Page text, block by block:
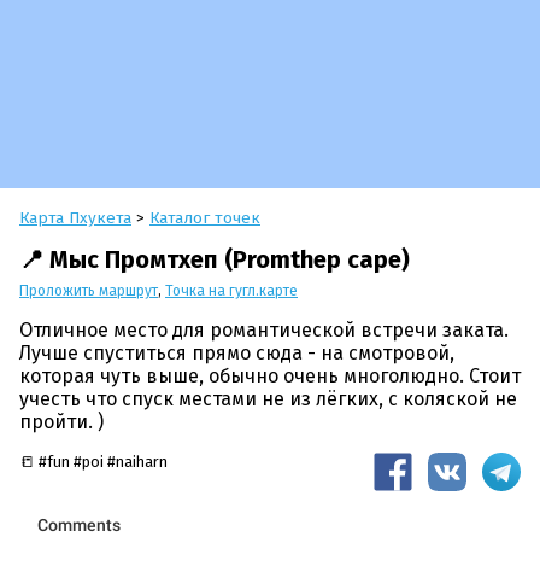
Карта Пхукета > Каталог точек
📍 Мыс Промтхеп (Promthep cape)
Проложить маршрут, Точка на гугл.карте
Отличное место для романтической встречи заката.
Лучше спуститься прямо сюда - на смотровой,
которая чуть выше, обычно очень многолюдно. Стоит
учесть что спуск местами не из лёгких, с коляской не
пройти. )
📒 #fun #poi #naiharn